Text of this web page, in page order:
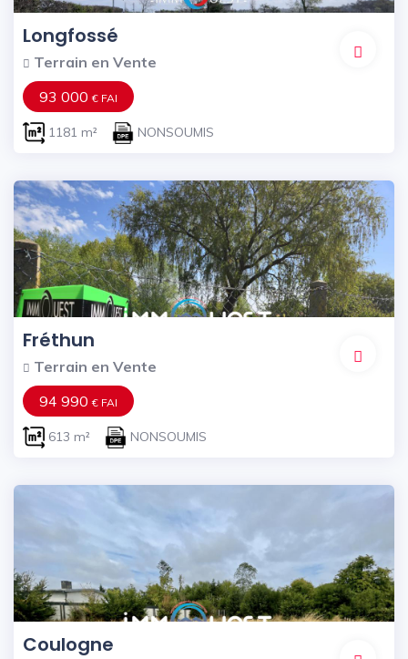
Longfossé
Terrain en Vente
93 000€ FAI
1181 m² NONSOUMIS
Fréthun
Terrain en Vente
94 990€ FAI
613 m² NONSOUMIS
Coulogne